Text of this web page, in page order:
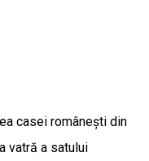
casei românești din
vatră a satului